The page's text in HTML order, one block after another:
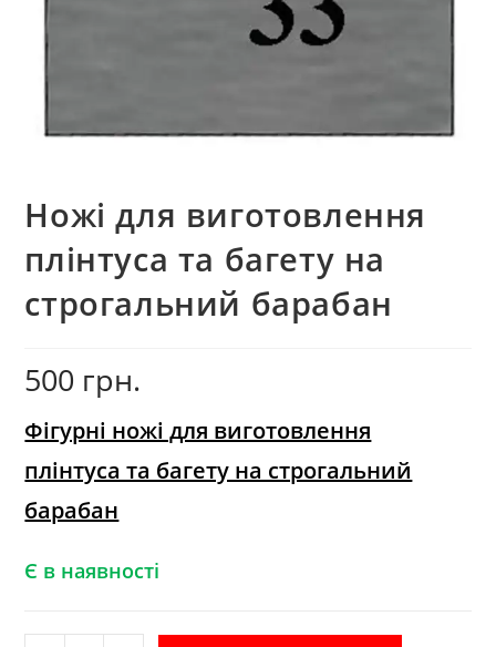
Ножі для виготовлення
плінтуса та багету на
строгальний барабан
500 грн.
Фігурні ножі для виготовлення
плінтуса та багету на строгальний
барабан
Є в наявності